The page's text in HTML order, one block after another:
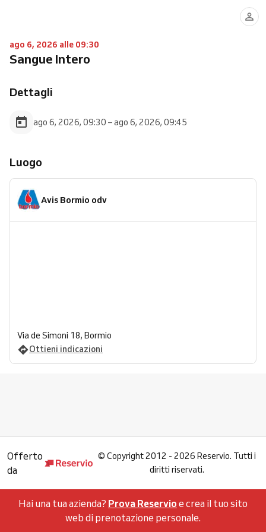
ago 6, 2026 alle 09:30
Sangue Intero
Dettagli
ago 6, 2026, 09:30 – ago 6, 2026, 09:45
Luogo
Avis Bormio odv
Via de Simoni 18, Bormio
Ottieni indicazioni
Offerto
da
© Copyright 2012 - 2026 Reservio. Tutti i
diritti riservati.
Hai una tua azienda? Prova Reservio e crea il tuo sito
web di prenotazione personale.